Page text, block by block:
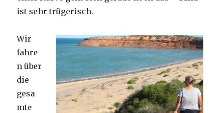
ist sehr trügerisch.
Wir
fahre
n über
die
gesa
mte